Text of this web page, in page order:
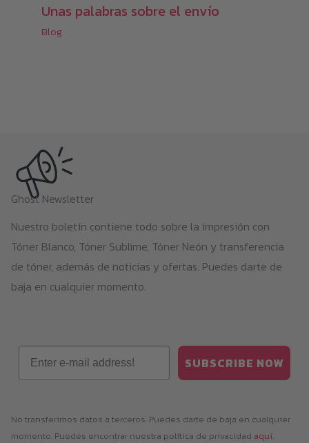
Unas palabras sobre el envío
Blog
Ghost Newsletter
Nuestro boletín contiene todo sobre la impresión con
Tóner Blanco, Tóner Sublime, Tóner Neón y transferencia
de tóner, además de noticias y ofertas. Puedes darte de
baja en cualquier momento.
Email
SUBSCRIBE NOW
No transferimos datos a terceros. Puedes darte de baja en cualquier
momento. Puedes encontrar nuestra política de privacidad aquí.